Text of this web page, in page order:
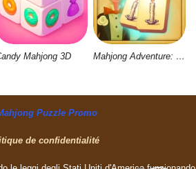
Mahjong 3D Mahjong Adventure: World Quest
de confidentialité